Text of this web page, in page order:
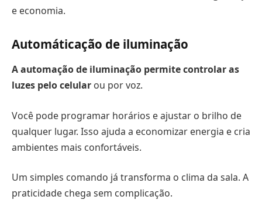
e economia.
Automáticação de iluminação
A automação de iluminação permite controlar as
luzes pelo celular ou por voz.
Você pode programar horários e ajustar o brilho de
qualquer lugar. Isso ajuda a economizar energia e cria
ambientes mais confortáveis.
Um simples comando já transforma o clima da sala. A
praticidade chega sem complicação.